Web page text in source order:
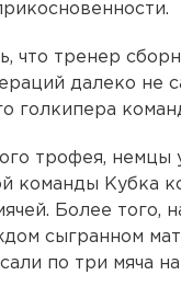
что тренер
далеко не
голкипера
трофея, немцы
команды Кубка
Более того,
сыгранном
по три мяча